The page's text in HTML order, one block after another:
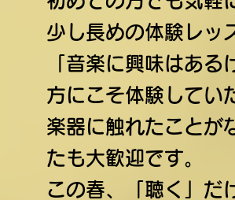
少し長めの体験レッ
「音楽に興味はあ
方にこそ体験してい
楽器に触れたことが
たも大歓迎です。
この春、「聴く」だ